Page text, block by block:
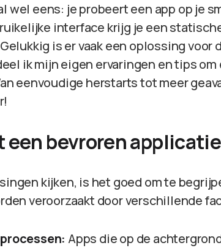
wel eens: je probeert een app op je
interface krijg je een
Gelukkig is er vaak een oplossing voor
ik mijn eigen ervaringen en tips om
eenvoudige herstarts tot meer
een bevroren
kijken, is het goed om te
veroorzaakt door verschillende
Apps die op de